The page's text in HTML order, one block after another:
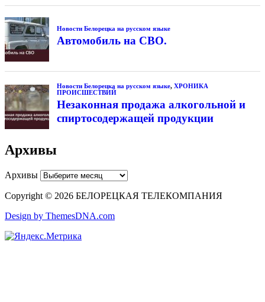
Новости Белорецка на русском языке
Автомобиль на СВО.
Новости Белорецка на русском языке, ХРОНИКА
ПРОИСШЕСТВИЙ
Незаконная продажа алкогольной и
спиртосодержащей продукции
Архивы
Архивы
Copyright © 2026 БЕЛОРЕЦКАЯ ТЕЛЕКОМПАНИЯ
Design by ThemesDNA.com